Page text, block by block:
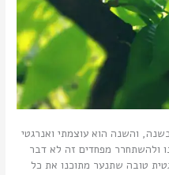
והשנה הוא עוצמתי ואנרגטי
ולהשתחרר מפחדים זה לא דבר
טובה שתנער מתוכנו את כל